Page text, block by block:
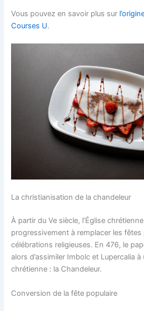
Vous pouvez en savoir plus sur
Courses U.
La christianisation de la chandeleur
À partir du Ve siècle, l’Église
progressivement à remplacer les fêtes
célébrations religieuses. En 476, le
alors d’assimiler Imbolc et Lupercalia
chrétienne : la Chandeleur.
Conversion de la fête populaire